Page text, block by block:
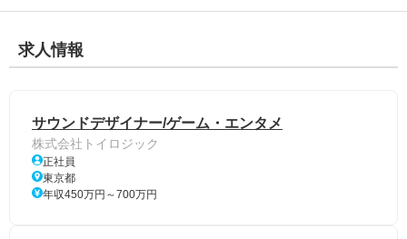
求人情報
サウンドデザイナー/ゲーム・エンタメ
株式会社トイロジック
正社員
東京都
年収450万円～700万円